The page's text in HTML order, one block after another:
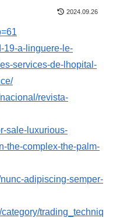
2024.09.26
19-a-linguere-le-
services-de-lhopital-
revista-
sale-luxurious-
the-complex-the-palm-
adipiscing-semper-
trading_techniq